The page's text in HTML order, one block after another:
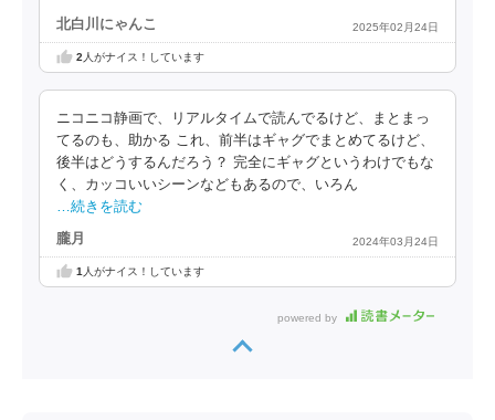
北白川にゃんこ 2025年02月24日
2 人がナイス！しています
ニコニコ静画で、リアルタイムで読んでるけど、まとまっ
てるのも、助かる これ、前半はギャグでまとめてるけど、
後半はどうするんだろう？ 完全にギャグというわけでもな
く、カッコいいシーンなどもあるので、いろん
…続きを読む
朧月 2024年03月24日
1 人がナイス！しています
powered by